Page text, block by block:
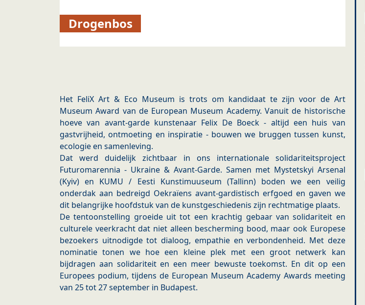
Drogenbos
Het FeliX Art & Eco Museum is trots om kandidaat te zijn voor de Art
Museum Award van de European Museum Academy. Vanuit de historische
hoeve van avant-garde kunstenaar Felix De Boeck - altijd een huis van
gastvrijheid, ontmoeting en inspiratie - bouwen we bruggen tussen kunst,
ecologie en samenleving.
Dat werd duidelijk zichtbaar in ons internationale solidariteitsproject
Futuromarennia - Ukraine & Avant-Garde. Samen met Mystetskyi Arsenal
(Kyiv) en KUMU / Eesti Kunstimuuseum (Tallinn) boden we een veilig
onderdak aan bedreigd Oekraïens avant-gardistisch erfgoed en gaven we
dit belangrijke hoofdstuk van de kunstgeschiedenis zijn rechtmatige plaats.
De tentoonstelling groeide uit tot een krachtig gebaar van solidariteit en
culturele veerkracht dat niet alleen bescherming bood, maar ook Europese
bezoekers uitnodigde tot dialoog, empathie en verbondenheid. Met deze
nominatie tonen we hoe een kleine plek met een groot netwerk kan
bijdragen aan solidariteit en een meer bewuste toekomst. En dit op een
Europees podium, tijdens de European Museum Academy Awards meeting
van 25 tot 27 september in Budapest.